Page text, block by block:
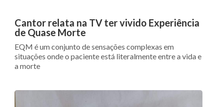
Cantor relata na TV ter vivido Experiência
de Quase Morte
EQM é um conjunto de sensações complexas em
situações onde o paciente está literalmente entre a vida e
a morte